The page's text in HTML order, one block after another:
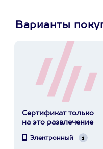
Варианты
Сертификат только
на это развлечение
Электронный